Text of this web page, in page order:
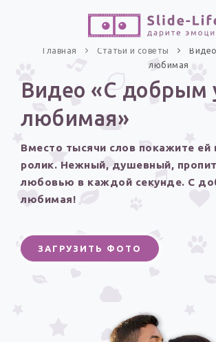
СОЗДАТЬ ВИДЕО
ПО ФОРМАТУ
Открытки
Стихи и тексты
ПРАЗДНИКИ
ИНСТРУМЕНТЫ
ОТЗЫВЫ
Видео «С добрым
любимая»
Вместо тысячи слов покажите ей
ролик. Нежный, душевный,
любовью в каждой секунде. С
любимая!
ЗАГРУЗИТЬ ФОТО
Главная Статьи и советы
любимая